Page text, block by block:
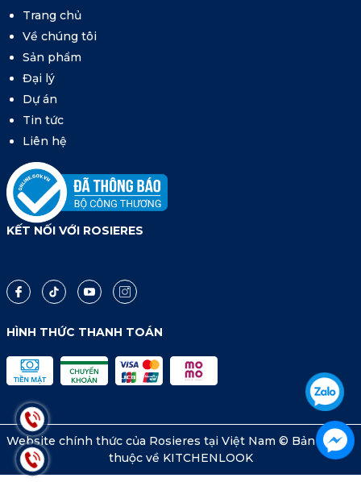
Trang chủ
Về chúng tôi
Sản phẩm
Đại lý
Dự án
Tin tức
Liên hệ
KẾT NỐI VỚI ROSIERES
HÌNH THỨC THANH TOÁN
Website chính thức của Rosieres tại Việt Nam © Bản quyền
thuộc về KITCHENLOOK